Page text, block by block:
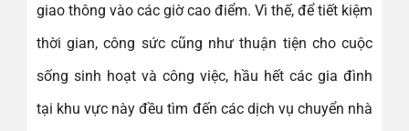
giao thông vào các giờ cao điểm. Vì thế, để tiết kiệm
thời gian, công sức cũng như thuận tiện cho cuộc
sống sinh hoạt và công việc, hầu hết các gia đình
tại khu vực này đều tìm đến các dịch vụ chuyển nhà